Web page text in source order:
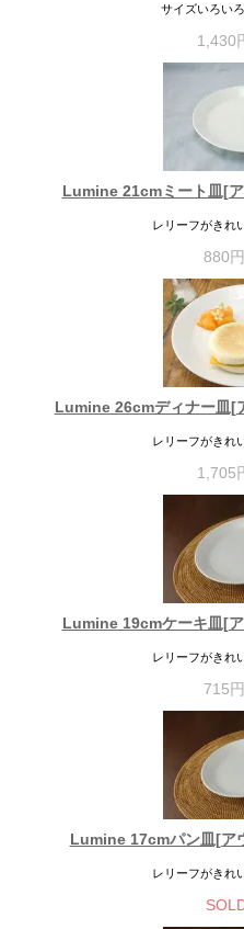
サイズいろい
1,430
Lumine 21cmミート皿[
レリーフがきれ
880
Lumine 26cmディナー皿[
レリーフがきれ
1,705
Lumine 19cmケーキ皿[
レリーフがきれ
715
Lumine 17cmパン皿[ア
レリーフがきれ